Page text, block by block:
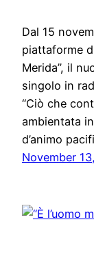
Dal 15
piattaforme
Merida”, il
singolo in
“Ciò che
ambientata
d’animo
November